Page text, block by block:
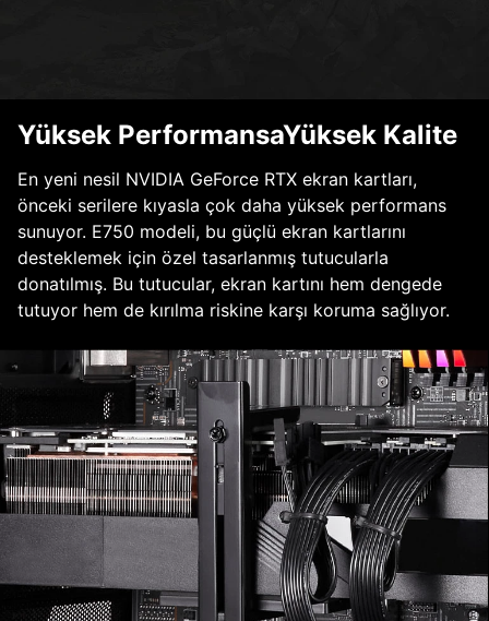
Yüksek PerformansaYüksek Kalite
En yeni nesil NVIDIA GeForce RTX ekran kartları,
önceki serilere kıyasla çok daha yüksek performans
sunuyor. E750 modeli, bu güçlü ekran kartlarını
desteklemek için özel tasarlanmış tutucularla
donatılmış. Bu tutucular, ekran kartını hem dengede
tutuyor hem de kırılma riskine karşı koruma sağlıyor.